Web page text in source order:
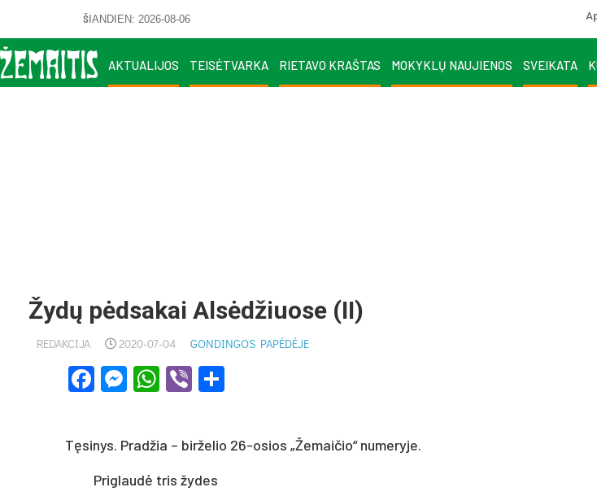
ŠIANDIEN: 2026-08-06
AKTUALIJOS TEISĖTVARKA RIETAVO KRAŠTAS MOKYKLŲ NAUJIENOS SVEIKATA
Žydų pėdsakai Alsėdžiuose (II)
REDAKCIJA 2020-07-04 GONDINGOS PAPĖDĖJE
Facebook
Messenger
WhatsApp
Viber
Tęsinys. Pradžia – birželio 26-osios „Žemaičio“ numeryje.
Priglaudė tris žydes